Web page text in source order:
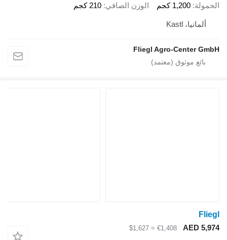
الحمولة 1,200 كجم الوزن الصافي 210 كجم
ألمانيا، Kastl
Fliegl Agro-Center GmbH
Fliegl
AED 5,974
€1,408
≈ $1,627